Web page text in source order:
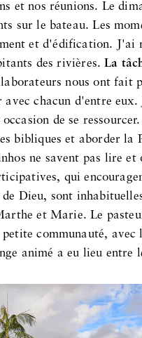
et nos réunions. Le
sur le bateau. Les
et d'édification. J'ai
des rivières.La
nous ont fait
chacun d'entre eux.
de se
bibliques et aborder la
ne savent pas lire
qui
Dieu, sont
et Marie. Le
communauté,
animé a eu lieu entre